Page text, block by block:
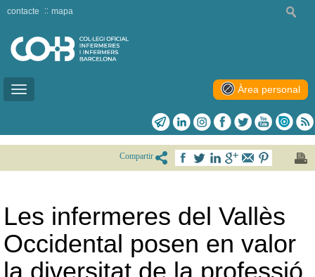
Toggle
contacte mapa
Àrea personal
Compartir
Les infermeres del Vallès
Occidental posen en valor